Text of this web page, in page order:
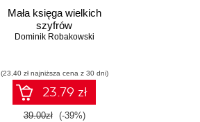
Mała księga wielkich
szyfrów
Dominik Robakowski
(23,40 zł najniższa cena z 30 dni)
23.79 zł
39.00zł (-39%)